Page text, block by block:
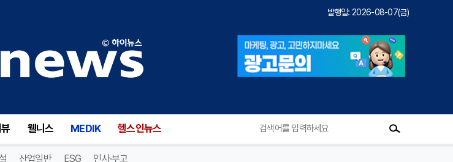
발행일: 2026-08-07(금)
웰니스 MEDIK 헬스인뉴스
산업일반 ESG 인사·부고